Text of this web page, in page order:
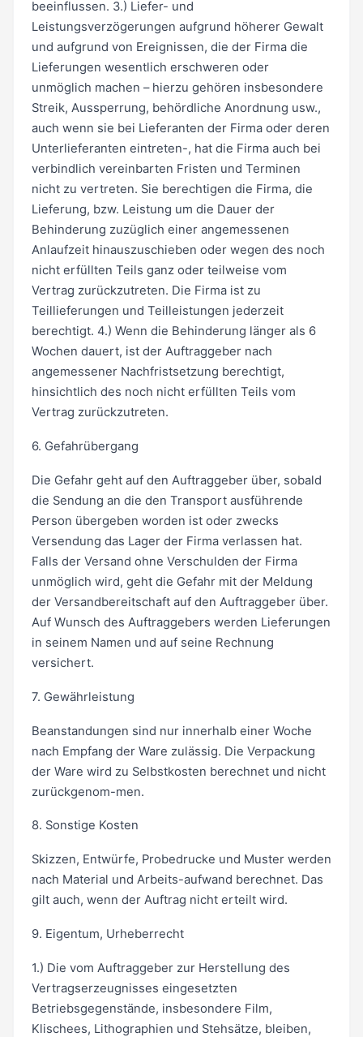
beeinflussen. 3.) Liefer- und
Leistungsverzögerungen aufgrund höherer Gewalt
und aufgrund von Ereignissen, die der Firma die
Lieferungen wesentlich erschweren oder
unmöglich machen – hierzu gehören insbesondere
Streik, Aussperrung, behördliche Anordnung usw.,
auch wenn sie bei Lieferanten der Firma oder deren
Unterlieferanten eintreten-, hat die Firma auch bei
verbindlich vereinbarten Fristen und Terminen
nicht zu vertreten. Sie berechtigen die Firma, die
Lieferung, bzw. Leistung um die Dauer der
Behinderung zuzüglich einer angemessenen
Anlaufzeit hinauszuschieben oder wegen des noch
nicht erfüllten Teils ganz oder teilweise vom
Vertrag zurückzutreten. Die Firma ist zu
Teillieferungen und Teilleistungen jederzeit
berechtigt. 4.) Wenn die Behinderung länger als 6
Wochen dauert, ist der Auftraggeber nach
angemessener Nachfristsetzung berechtigt,
hinsichtlich des noch nicht erfüllten Teils vom
Vertrag zurückzutreten.
6. Gefahrübergang
Die Gefahr geht auf den Auftraggeber über, sobald
die Sendung an die den Transport ausführende
Person übergeben worden ist oder zwecks
Versendung das Lager der Firma verlassen hat.
Falls der Versand ohne Verschulden der Firma
unmöglich wird, geht die Gefahr mit der Meldung
der Versandbereitschaft auf den Auftraggeber über.
Auf Wunsch des Auftraggebers werden Lieferungen
in seinem Namen und auf seine Rechnung
versichert.
7. Gewährleistung
Beanstandungen sind nur innerhalb einer Woche
nach Empfang der Ware zulässig. Die Verpackung
der Ware wird zu Selbstkosten berechnet und nicht
zurückgenom-men.
8. Sonstige Kosten
Skizzen, Entwürfe, Probedrucke und Muster werden
nach Material und Arbeits-aufwand berechnet. Das
gilt auch, wenn der Auftrag nicht erteilt wird.
9. Eigentum, Urheberrecht
1.) Die vom Auftraggeber zur Herstellung des
Vertragserzeugnisses eingesetzten
Betriebsgegenstände, insbesondere Film,
Klischees, Lithographien und Stehsätze, bleiben,